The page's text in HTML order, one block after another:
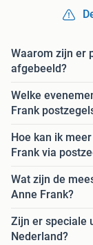
Waarom zijn er
afgebeeld?
Welke
Frank
Hoe kan ik
Frank via
Wat zijn de
Anne Frank?
Zijn er speciale
Nederland?